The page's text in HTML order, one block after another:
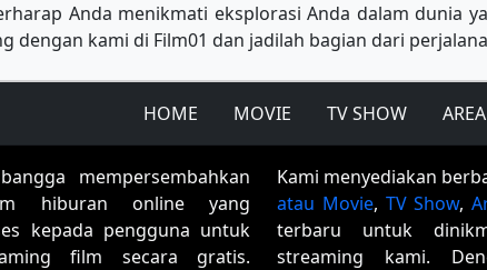
Anda menikmati eksplorasi Anda dalam dunia
dengan kami di Film01 dan jadilah bagian dari
HOME MOVIE TV SHOW
mempersembahkan
hiburan online yang
kepada pengguna untuk
film secara gratis.
Kami menyediakan
atau Movie, TV Show,
terbaru untuk
streaming kami.